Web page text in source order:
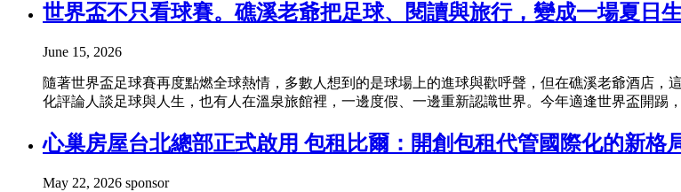
世界盃不只看球賽。礁溪老爺把足球、閱讀與旅行，變成一場夏日
June 15, 2026
隨著世界盃足球賽再度點燃全球熱情，多數人想到的是球場上的進球與歡呼聲，但在礁溪老爺酒店
化評論人談足球與人生，也有人在溫泉旅館裡，一邊度假、一邊重新認識世界。今年適逢世界盃開踢
心巢房屋台北總部正式啟用 包租比爾：開創包租代管國際化的新格
May 22, 2026 sponsor